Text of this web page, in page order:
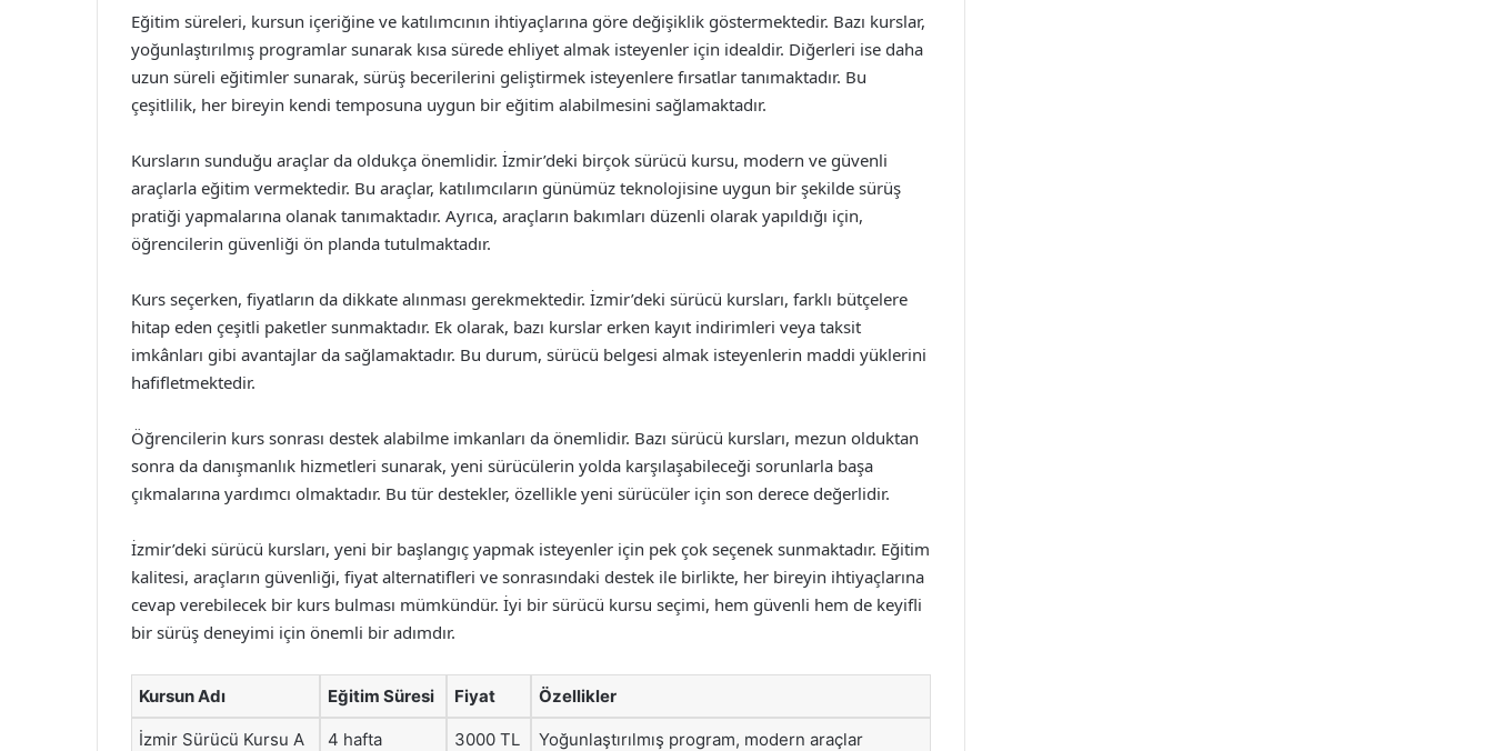
Eğitim süreleri, kursun içeriğine ve katılımcının ihtiyaçlarına göre değişiklik göstermektedir. Bazı kurslar,
yoğunlaştırılmış programlar sunarak kısa sürede ehliyet almak isteyenler için idealdir. Diğerleri ise daha
uzun süreli eğitimler sunarak, sürüş becerilerini geliştirmek isteyenlere fırsatlar tanımaktadır. Bu
çeşitlilik, her bireyin kendi temposuna uygun bir eğitim alabilmesini sağlamaktadır.
Kursların sunduğu araçlar da oldukça önemlidir. İzmir’deki birçok sürücü kursu, modern ve güvenli
araçlarla eğitim vermektedir. Bu araçlar, katılımcıların günümüz teknolojisine uygun bir şekilde sürüş
pratiği yapmalarına olanak tanımaktadır. Ayrıca, araçların bakımları düzenli olarak yapıldığı için,
öğrencilerin güvenliği ön planda tutulmaktadır.
Kurs seçerken, fiyatların da dikkate alınması gerekmektedir. İzmir’deki sürücü kursları, farklı bütçelere
hitap eden çeşitli paketler sunmaktadır. Ek olarak, bazı kurslar erken kayıt indirimleri veya taksit
imkânları gibi avantajlar da sağlamaktadır. Bu durum, sürücü belgesi almak isteyenlerin maddi yüklerini
hafifletmektedir.
Öğrencilerin kurs sonrası destek alabilme imkanları da önemlidir. Bazı sürücü kursları, mezun olduktan
sonra da danışmanlık hizmetleri sunarak, yeni sürücülerin yolda karşılaşabileceği sorunlarla başa
çıkmalarına yardımcı olmaktadır. Bu tür destekler, özellikle yeni sürücüler için son derece değerlidir.
İzmir’deki sürücü kursları, yeni bir başlangıç yapmak isteyenler için pek çok seçenek sunmaktadır. Eğitim
kalitesi, araçların güvenliği, fiyat alternatifleri ve sonrasındaki destek ile birlikte, her bireyin ihtiyaçlarına
cevap verebilecek bir kurs bulması mümkündür. İyi bir sürücü kursu seçimi, hem güvenli hem de keyifli
bir sürüş deneyimi için önemli bir adımdır.
Kursun Adı Eğitim Süresi Fiyat Özellikler
İzmir Sürücü Kursu A 4 hafta 3000 TL Yoğunlaştırılmış program, modern araçlar